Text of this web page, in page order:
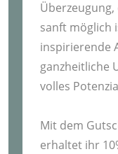
sanft möglich
inspirierende
ganzheitliche
volles
Mit dem
erhaltet ihr